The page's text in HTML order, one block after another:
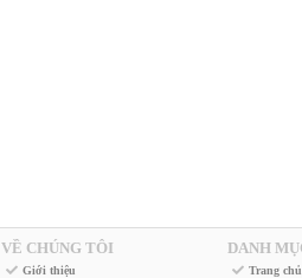
VỀ CHÚNG TÔI
Giới thiệu
DANH
Trang chủ